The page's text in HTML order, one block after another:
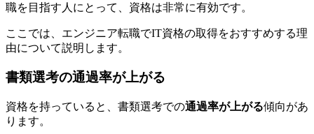
職を目指す人にとって、資格は非常に有効です。
ここでは、エンジニア転職でIT資格の取得をおすすめする理
由について説明します。
書類選考の通過率が上がる
資格を持っていると、書類選考での通過率が上がる傾向があ
ります。